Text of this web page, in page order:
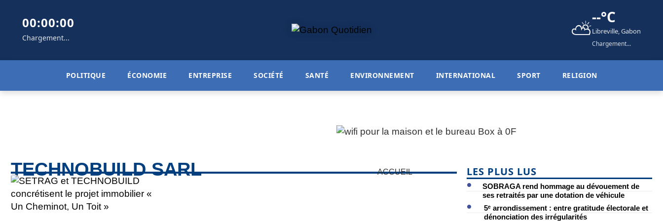
00:00:00
Chargement... ⛅--°C
Libreville, Gabon
Chargement...
POLITIQUE ÉCONOMIE ENTREPRISE SOCIÉTÉ SANTÉ ENVIRONNEMENT INTERNATIONAL SPORT RELIGION
ACCUEIL
TECHNOBUILD SARL LES PLUS LUS
SOBRAGA rend hommage au dévouement de
ses retraités par une dotation de véhicule
5ᵉ arrondissement : entre gratitude électorale et
dénonciation des irrégularités